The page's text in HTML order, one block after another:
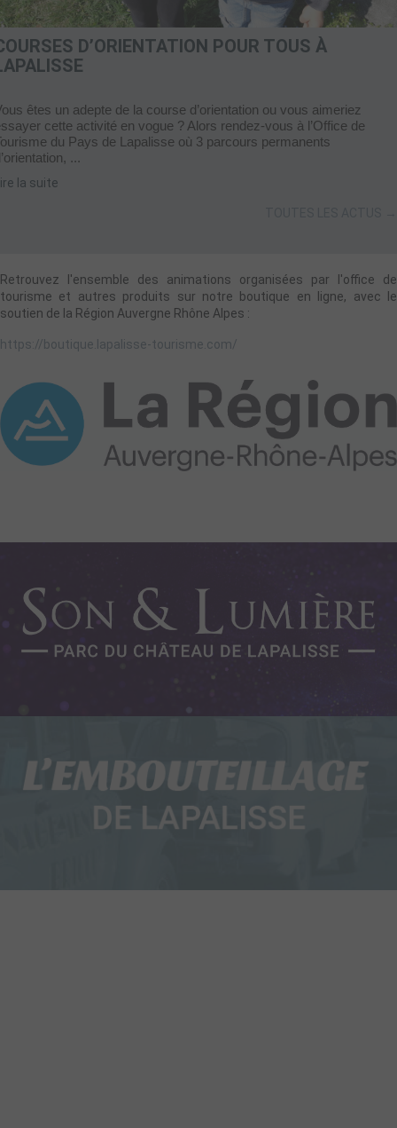
D’ORIENTATION POUR TOUS À
êtes un adepte de la course d’orientation ou vous aimeriez
cette activité en vogue ? Alors rendez-vous à l’Office de
du Pays de Lapalisse où 3 parcours permanents
...
la suite
Retrouvez l'ensemble des animations organisées par l'office de
tourisme et autres produits sur notre boutique en ligne, avec le
soutien de la Région Auvergne Rhône Alpes :
https://boutique.lapalisse-tourisme.com/